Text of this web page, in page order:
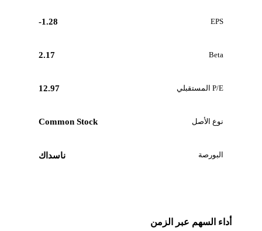
EPS
-1.28
Beta
2.17
P/E المستقبلي 12.97
نوع الأصل Common Stock
البورصة ناسداك
أداء السهم عبر الزمن